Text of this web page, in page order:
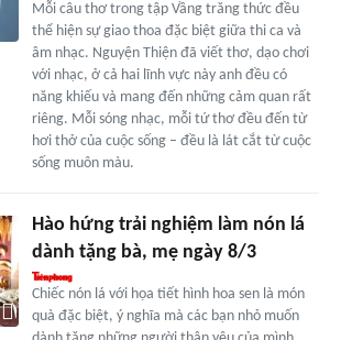
Mỗi câu thơ trong tập Vầng trăng thức đều
thể hiện sự giao thoa đặc biệt giữa thi ca và
âm nhạc. Nguyện Thiện đã viết thơ, dạo chơi
với nhạc, ở cả hai lĩnh vực này anh đều có
năng khiếu và mang đến những cảm quan rất
riêng. Mỗi sóng nhạc, mỗi tứ thơ đều đến từ
hơi thở của cuộc sống – đều là lát cắt từ cuộc
sống muôn màu.
Hào hứng trải nghiệm làm nón lá
dành tặng bà, mẹ ngày 8/3
Chiếc nón lá với họa tiết hình hoa sen là món
quà đặc biệt, ý nghĩa mà các bạn nhỏ muốn